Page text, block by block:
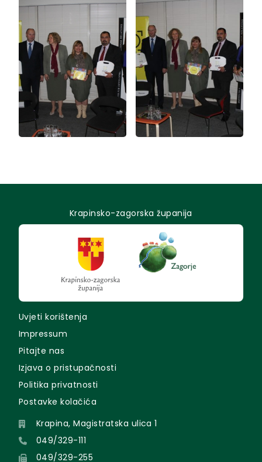
Krapinsko-zagorska županija
Uvjeti korištenja
Impressum
Pitajte nas
Izjava o pristupačnosti
Politika privatnosti
Postavke kolačića
Krapina, Magistratska ulica 1
049/329-111
049/329-255